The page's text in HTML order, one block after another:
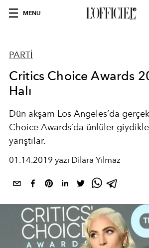
MENU
PARTİ
Critics Choice Awards
Halı
Dün akşam Los Angeles’da
Choice Awards’da ünlüler
yarıştılar.
01.14.2019 yazı Dilara Yılmaz